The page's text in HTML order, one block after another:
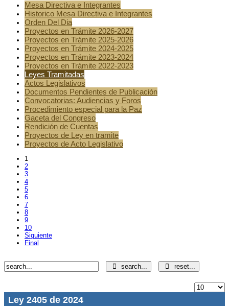
Mesa Directiva e Integrantes
Historico Mesa Directiva e Integrantes
Orden Del Dia
Proyectos en Trámite 2026-2027
Proyectos en Trámite 2025-2026
Proyectos en Trámite 2024-2025
Proyectos en Trámite 2023-2024
Proyectos en Trámite 2022-2023
Leyes Tramitadas
Actos Legislativos
Documentos Pendientes de Publicación
Convocatorias: Audiencias y Foros
Procedimiento especial para la Paz
Gaceta del Congreso
Rendición de Cuentas
Proyectos de Ley en tramite
Proyectos de Acto Legislativo
1
2
3
4
5
6
7
8
9
10
Siguiente
Final
search... reset...
Ley 2405 de 2024